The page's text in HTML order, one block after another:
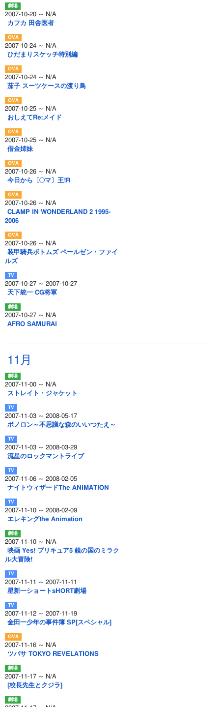
2007-10-20 ～ N/A
カフカ 田舎医者
2007-10-24 ～ N/A
ひだまりスケッチ特別編
2007-10-24 ～ N/A
茄子 スーツケースの渡り鳥
2007-10-25 ～ N/A
おしえてRe:メイド
2007-10-25 ～ N/A
借金姉妹
2007-10-26 ～ N/A
今日から〔○マ〕王!R
2007-10-26 ～ N/A
CLAMP IN WONDERLAND 2 1995-
2006
2007-10-26 ～ N/A
装甲騎兵ボトムズ ペールゼン・ファイ
ルズ
2007-10-27 ～ 2007-10-27
天下統一 CG将軍
2007-10-27 ～ N/A
AFRO SAMURAI
11月
2007-11-00 ～ N/A
ストレイト・ジャケット
2007-11-03 ～ 2008-05-17
ボノロン～不思議な森のいいつたえ～
2007-11-03 ～ 2008-03-29
流星のロックマントライブ
2007-11-06 ～ 2008-02-05
ナイトウィザードThe ANIMATION
2007-11-10 ～ 2008-02-09
エレキングthe Animation
2007-11-10 ～ N/A
映画 Yes! プリキュア5 鏡の国のミラク
ル大冒険!
2007-11-11 ～ 2007-11-11
星新一ショートsHORT劇場
2007-11-12 ～ 2007-11-19
金田一少年の事件簿 SP[スペシャル]
2007-11-16 ～ N/A
ツバサ TOKYO REVELATIONS
2007-11-17 ～ N/A
[校長先生とクジラ]